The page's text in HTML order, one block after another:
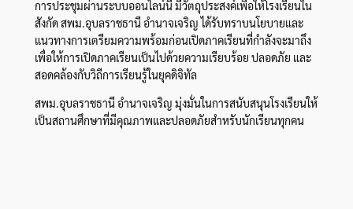
การประชุมผ่านระบบออนไลน์นี้ มีวัตถุประสงค์เพื่อให้โรงเรียนใน
สังกัด สพม.อุบลราชธานี อำนาจเจริญ ได้รับทราบนโยบายและ
แนวทางการเตรียมความพร้อมก่อนเปิดภาคเรียนที่กำลังจะมาถึง
เพื่อให้การเปิดภาคเรียนเป็นไปด้วยความเรียบร้อย ปลอดภัย และ
สอดคล้องกับวิถีการเรียนรู้ในยุคดิจิทัล
สพม.อุบลราชธานี อำนาจเจริญ มุ่งมั่นในการสนับสนุนโรงเรียนให้
เป็นสถานศึกษาที่มีคุณภาพและปลอดภัยสำหรับนักเรียนทุกคน